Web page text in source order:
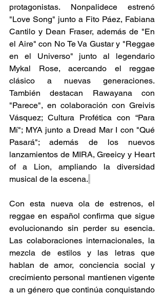
protagonistas. Nonpalidece estrenó
"Love Song" junto a Fito Páez, Fabiana
Cantilo y Dean Fraser, además de "En
el Aire" con No Te Va Gustar y "Reggae
en el Universo" junto al legendario
Mykal Rose, acercando el reggae
clásico a nuevas generaciones.
También destacan Rawayana con
"Parece", en colaboración con Greivis
Vásquez; Cultura Profética con “Para
Mí"; MYA junto a Dread Mar I con "Qué
Pasará"; además de los nuevos
lanzamientos de MIRA, Greeicy y Heart
of a Lion, ampliando la diversidad
musical de la escena.
Con esta nueva ola de estrenos, el
reggae en español confirma que sigue
evolucionando sin perder su esencia.
Las colaboraciones internacionales, la
mezcla de estilos y las letras que
hablan de amor, conciencia social y
crecimiento personal mantienen vigente
a un género que continúa conquistando